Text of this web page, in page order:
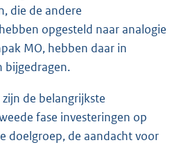
die de andere
opgesteld naar analogie
MO, hebben daar in
bijgedragen.
de belangrijkste
fase investeringen op
doelgroep, de aandacht voor